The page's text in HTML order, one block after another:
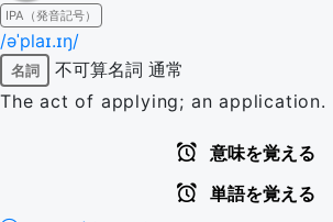
IPA（発音記号）
/əˈplaɪ.ɪŋ/
名詞 不可算名詞 通常
The act of applying; an application.
意味を覚える
単語を覚える